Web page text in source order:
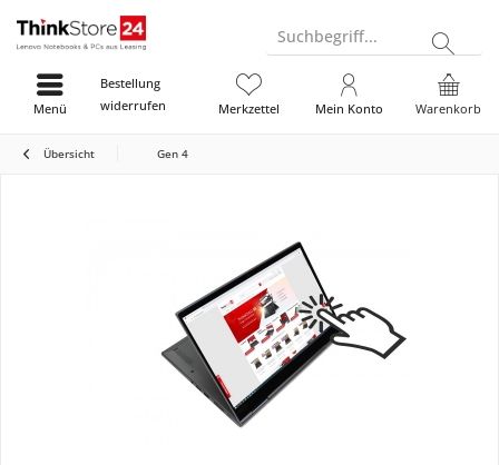
Suchbegriff...
Bestellung
widerrufen
Warenkorb
Merkzettel Mein Konto
Menü
Übersicht Gen 4